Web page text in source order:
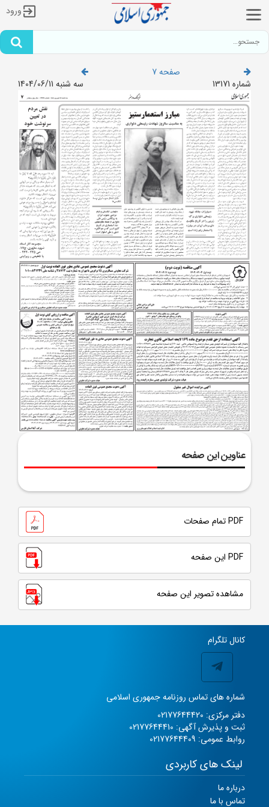
ورود
صفحه 7
شماره 13171
سه شنبه 1404/06/11
عناوین این صفحه
PDF تمام صفحات
PDF این صفحه
مشاهده تصویر این صفحه
کانال تلگرام
شماره های تماس روزنامه جمهوری اسلامی
دفتر مرکزی: 02177644420
ثبت و پذیرش آگهی: 02177644410
روابط عمومی: 02177644409
لینک های کاربردی
درباره ما
تماس با ما